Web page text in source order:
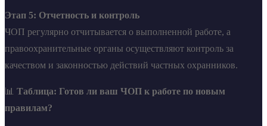
Этап 5: Отчетность и контроль
ЧОП регулярно отчитывается о выполненной работе, а
правоохранительные органы осуществляют контроль за
качеством и законностью действий частных охранников.
📊 Таблица: Готов ли ваш ЧОП к работе по новым
правилам?